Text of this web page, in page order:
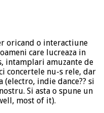
oricand o interactiune
care lucreaza in
intamplari amuzante de
concertele nu-s rele, dar
(electro, indie dance?? si
Si asta o spune un
most of it).